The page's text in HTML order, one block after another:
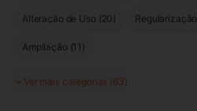
Alteração de Uso (20) Regularização
Ampliação (11 )
Ver mais categorias (63)